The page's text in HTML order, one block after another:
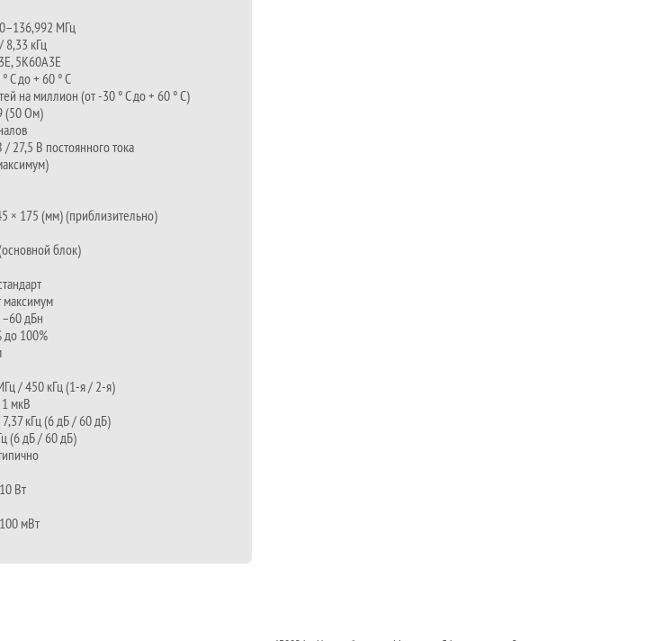
МГц
8,33 кГц
5K60A3E
C до + 60 ° C
на миллион (от -30 ° C до + 60 ° C)
(50 Ом)
/ 27,5 В постоянного тока
× 175 (мм) (приблизительно)
блок)
максимум
дБн
до 100%
/ 450 кГц (1-я / 2-я)
мкВ
кГц (6 дБ / 60 дБ)
(6 дБ / 60 дБ)
Вт
мВт